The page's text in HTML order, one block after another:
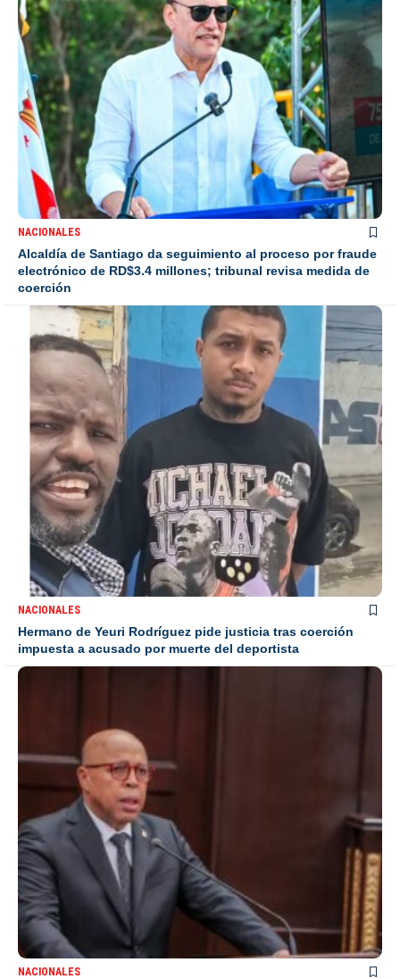
NACIONALES
Alcaldía de Santiago da seguimiento al proceso por fraude
electrónico de RD$3.4 millones; tribunal revisa medida de
coerción
NACIONALES
Hermano de Yeuri Rodríguez pide justicia tras coerción
impuesta a acusado por muerte del deportista
NACIONALES